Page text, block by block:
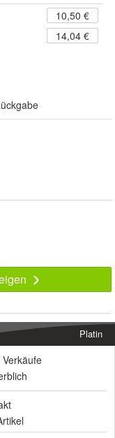
10,50 €
14,04 €
Platin
Verkäufe